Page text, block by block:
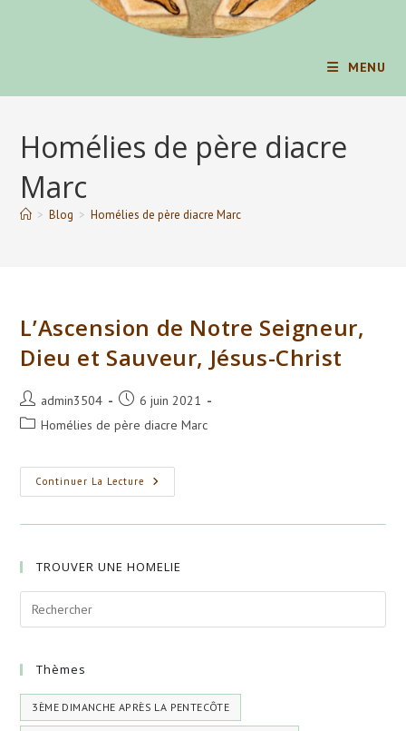
MENU
Homélies de père diacre
Marc
> Blog > Homélies de père diacre Marc
L’Ascension de Notre Seigneur,
Dieu et Sauveur, Jésus-Christ
Auteur/autrice
de
admin3504
Publication
publiée :
6 juin 2021
PostHomélies de père diacre Marc
Continuer La Lecture L’Ascension
De
Seigneur,
Jésus-
TROUVER UNE HOMELIE
Thèmes
3ÈME DIMANCHE APRÈS LA PENTECÔTE